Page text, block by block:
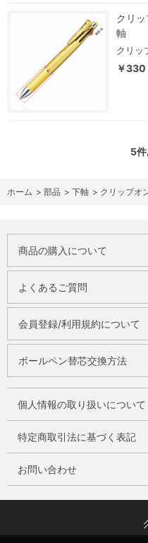
クリ
軸
クリッ
￥330
5
ホーム > 部品 > 下軸 > クリップオ
商品の購入について
よくあるご質問
会員登録/利用規約について
ボールペン替芯交換方法
個人情報の取り扱いについて
特定商取引法に基づく表記
お問い合わせ